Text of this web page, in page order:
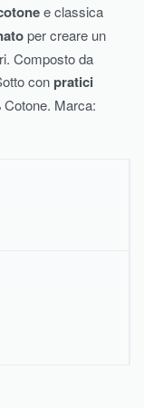
e classica
per creare un
Composto da
conpratici
Marca: